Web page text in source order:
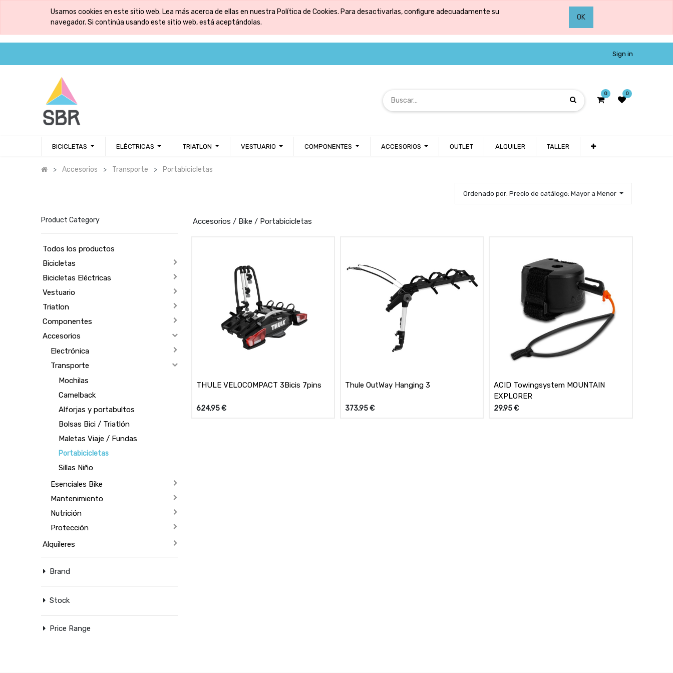
Usamos cookies en este sitio web. Lea más acerca de ellas en nuestra Política de Cookies. Para desactivarlas, configure adecuadamente su
navegador. Si continúa usando este sitio web, está aceptándolas.
OK
Sign in
0 0
BICICLETAS ELÉCTRICAS TRIATLON VESTUARIO COMPONENTES ACCESORIOS OUTLET ALQUILER TALLER
Accesorios Transporte Portabicicletas
Ordenado por: Precio de catálogo: Mayor a Menor
Product Category
Todos los productos
Bicicletas
Bicicletas Eléctricas
Vestuario
Triatlon
Componentes
Accesorios
Electrónica
Transporte
Mochilas
Camelback
Alforjas y portabultos
Bolsas Bici / Triatlón
Maletas Viaje / Fundas
Portabicicletas
Sillas Niño
Esenciales Bike
Mantenimiento
Nutrición
Protección
Alquileres
Brand
Stock
Price Range
Accesorios / Bike / Portabicicletas
THULE VELOCOMPACT 3Bicis 7pins
624,95€
Thule OutWay Hanging 3
373,95€
ACID Towingsystem MOUNTAIN
EXPLORER
29,95€